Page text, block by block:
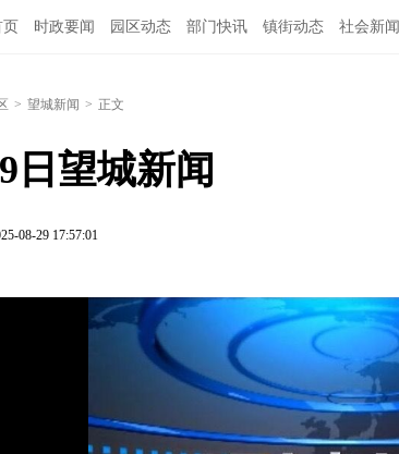
时政要闻 园区动态 部门快讯 镇街动态 社会新闻
> 望城新闻 > 正文
日望城新闻
08-29 17:57:01